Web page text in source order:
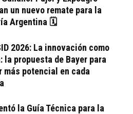
un nuevo remate para la
Argentina 🗓
2026: La innovación como
la propuesta de Bayer para
más potencial en cada
la Guía Técnica para la